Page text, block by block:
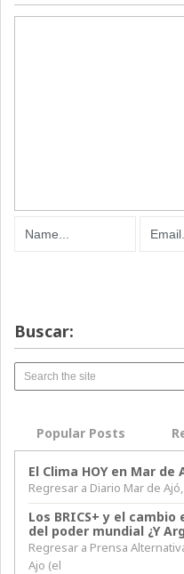
Buscar:
Popular Posts
El Clima HOY en Mar de
Regresar a Diario Mar de
Los BRICS+ y el cambio
del poder mundial ¿Y
Regresar a Prensa
Ajo (el